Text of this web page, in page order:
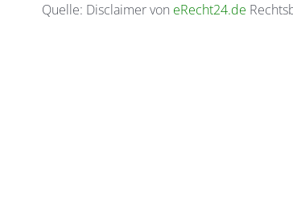
Quelle: Disclaimer von eRecht24.de